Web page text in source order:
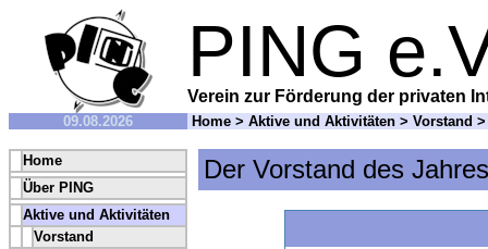
PING
Verein zur Förderung der privaten
09.08.2026 Home > Aktive und Aktivitäten > Vorstand
Home
Über PING
Aktive und Aktivitäten
Vorstand
Der Vorstand des